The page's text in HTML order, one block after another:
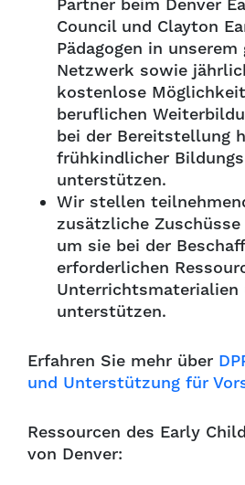
Partner beim Denver
Council und Clayton
Pädagogen in unserem
Netzwerk sowie
kostenlose
beruflichen
bei der Bereitstellung
frühkindlicher
unterstützen.
Wir stellen
zusätzliche Zuschüsse
um sie bei der
erforderlichen
Unterrichtsmaterialien
unterstützen.
Erfahren Sie mehr über
und Unterstützung für
Ressourcen des Early
von Denver: